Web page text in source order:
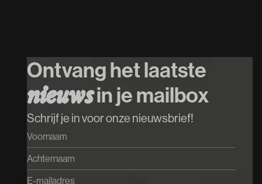
Polska // $hirak //
Cupido
Koop tickets
Koop tickets
Ontvang het laatste
nieuwsin je mailbox
Schrijf je in voor onze nieuwsbrief!